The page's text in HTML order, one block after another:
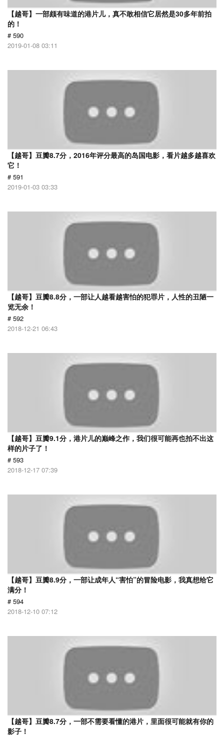
【越哥】一部颇有味道的港片儿，真不敢相信它居然是30多年前拍
的！
# 590
2019-01-08 03:11
【越哥】豆瓣8.7分，2016年评分最高的岛国电影，看片越多越喜欢
它！
# 591
2019-01-03 03:33
【越哥】豆瓣8.8分，一部让人越看越害怕的犯罪片，人性的丑陋一
览无余！
# 592
2018-12-21 06:43
【越哥】豆瓣9.1分，港片儿的巅峰之作，我们很可能再也拍不出这
样的片子了！
# 593
2018-12-17 07:39
【越哥】豆瓣8.9分，一部让成年人“害怕”的冒险电影，我真想给它
满分！
# 594
2018-12-10 07:12
【越哥】豆瓣8.7分，一部不需要看懂的港片，里面很可能就有你的
影子！